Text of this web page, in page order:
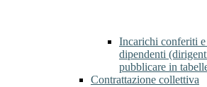
Incarichi conferiti
dipendenti
pubblicare in
Contrattazione collettiva